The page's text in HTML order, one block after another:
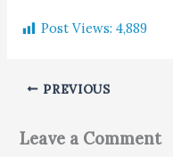
Post Views: 4,889
PREVIOUS
Leave a Comment